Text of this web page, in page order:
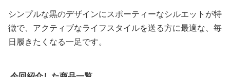
シンプルな黒のデザインにスポーティーなシルエットが特
徴で、アクティブなライフスタイルを送る方に最適な、毎
日履きたくなる一足です。